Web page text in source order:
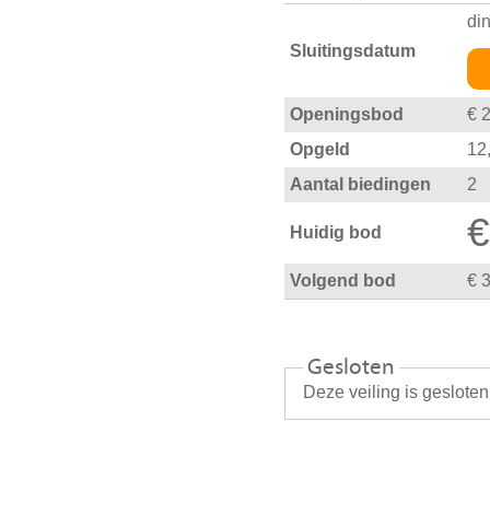
Sluitingsdatum
Openingsbod
€
Opgeld
Aantal biedingen
2
Huidig bod
Volgend bod €
Gesloten
Deze veiling is